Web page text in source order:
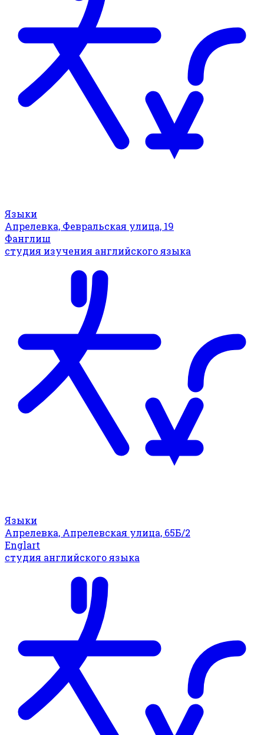
Языки
Апрелевка, Февральская улица, 19
Фанглиш
студия изучения английского языка
Языки
Апрелевка, Апрелевская улица, 65Б/2
Englart
студия английского языка